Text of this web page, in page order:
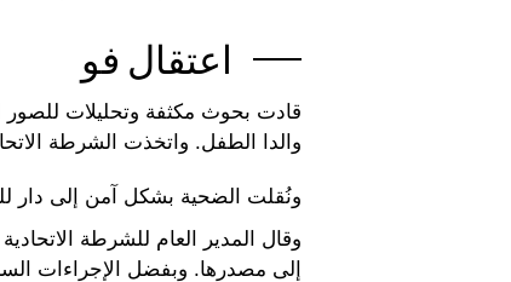
اعتقال فو
قادت بحوث مكثفة وتحليلات
والدا الطفل. واتخذت الشرطة
ونُقلت الضحية بشكل آمن إلى دار
إلى مصدرها. وبفضل الإجراءات